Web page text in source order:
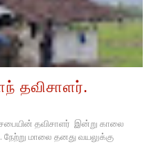
தவிசாளர்.
தவிசாளர் இன்று காலை
மாலை தனது வயலுக்கு